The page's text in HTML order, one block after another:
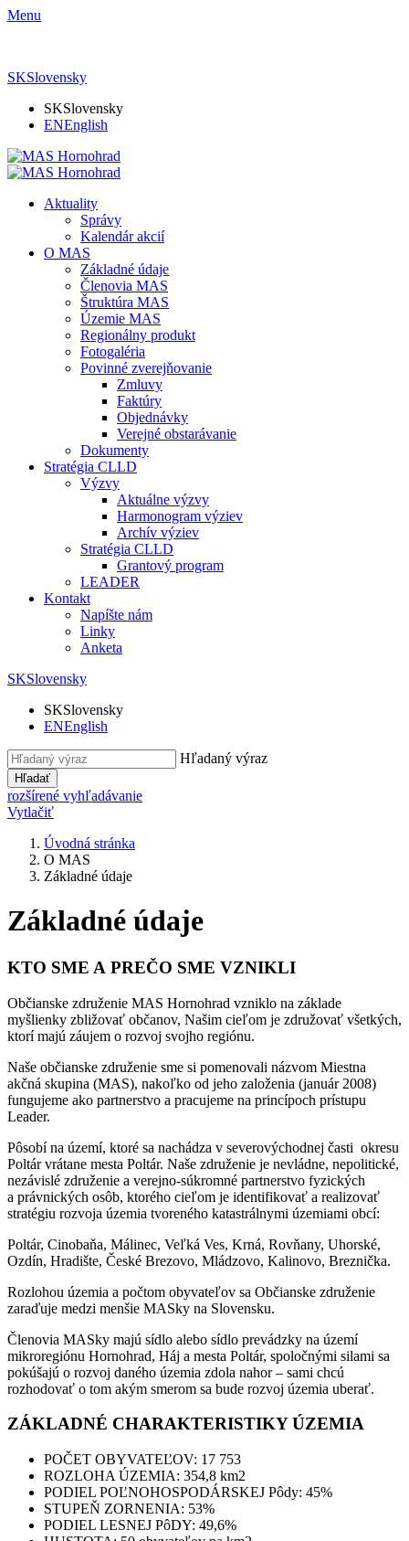
Menu
SKSlovensky
SKSlovensky
ENEnglish
Aktuality
Správy
Kalendár akcií
O MAS
Základné údaje
Členovia MAS
Štruktúra MAS
Územie MAS
Regionálny produkt
Fotogaléria
Povinné zverejňovanie
Zmluvy
Faktúry
Objednávky
Verejné obstarávanie
Dokumenty
Stratégia CLLD
Výzvy
Aktuálne výzvy
Harmonogram výziev
Archív výziev
Stratégia CLLD
Grantový program
LEADER
Kontakt
Napíšte nám
Linky
Anketa
SKSlovensky
SKSlovensky
ENEnglish
Hľadaný výraz
Hľadať
rozšírené vyhľadávanie
Vytlačiť
Úvodná stránka
O MAS
Základné údaje
Základné údaje
KTO SME A PREČO SME VZNIKLI
Občianske združenie MAS Hornohrad vzniklo na základe
myšlienky zbližovať občanov, Našim cieľom je združovať všetkých,
ktorí majú záujem o rozvoj svojho regiónu.
Naše občianske združenie sme si pomenovali názvom Miestna
akčná skupina (MAS), nakoľko od jeho založenia (január 2008)
fungujeme ako partnerstvo a pracujeme na princípoch prístupu
Leader.
Pôsobí na území, ktoré sa nachádza v severovýchodnej časti okresu
Poltár vrátane mesta Poltár. Naše združenie je nevládne, nepolitické,
nezávislé združenie a verejno-súkromné partnerstvo fyzických
a právnických osôb, ktorého cieľom je identifikovať a realizovať
stratégiu rozvoja územia tvoreného katastrálnymi územiami obcí:
Poltár, Cinobaňa, Málinec, Veľká Ves, Krná, Rovňany, Uhorské,
Ozdín, Hradište, České Brezovo, Mládzovo, Kalinovo, Breznička.
Rozlohou územia a počtom obyvateľov sa Občianske združenie
zaraďuje medzi menšie MASky na Slovensku.
Členovia MASky majú sídlo alebo sídlo prevádzky na území
mikroregiónu Hornohrad, Háj a mesta Poltár, spoločnými silami sa
pokúšajú o rozvoj daného územia zdola nahor – sami chcú
rozhodovať o tom akým smerom sa bude rozvoj územia uberať.
ZÁKLADNÉ CHARAKTERISTIKY ÚZEMIA
POČET OBYVATEĽOV: 17 753
ROZLOHA ÚZEMIA: 354,8 km2
PODIEL POĽNOHOSPODÁRSKEJ Pôdy: 45%
STUPEŇ ZORNENIA: 53%
PODIEL LESNEJ PôDY: 49,6%